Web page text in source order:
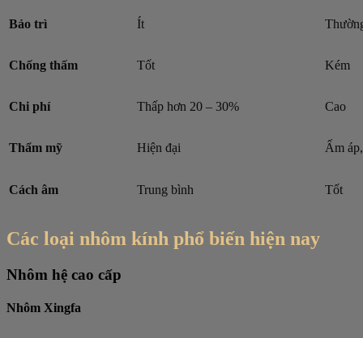
Bảo trì Ít
Chống thấm Tốt Kém
Chi phí Thấp hơn 20 – 30% Cao
Thẩm mỹ Hiện đại Ấm
Cách âm Trung bình Tốt
Các loại nhôm kính phổ biến hiện nay
Nhôm hệ cao cấp
Nhôm Xingfa